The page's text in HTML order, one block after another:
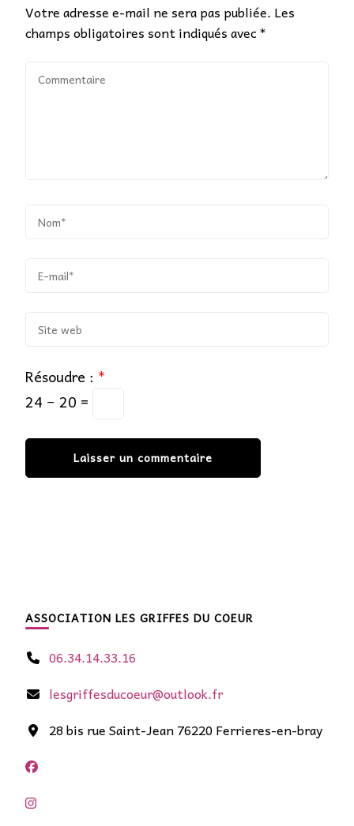
Votre adresse e-mail ne sera pas publiée. Les
champs obligatoires sont indiqués avec*
Résoudre : *
24 − 20 =
ASSOCIATION LES GRIFFES DU COEUR
06.34.14.33.16
lesgriffesducoeur@outlook.fr
28 bis rue Saint-Jean 76220 Ferrieres-en-bray